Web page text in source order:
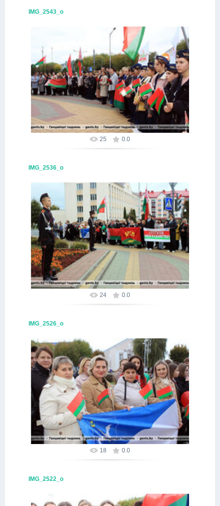
IMG_2543_о
16.10.2025
Alex
25 0.0
IMG_2536_о
16.10.2025
Alex
24 0.0
IMG_2526_о
16.10.2025
Alex
18 0.0
IMG_2522_о